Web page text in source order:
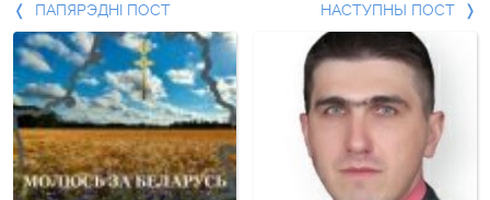
Папярэдні
пост
і
наступны
пост
ПАПЯРЭДНІ ПОСТ НАСТУПНЫ ПОСТ